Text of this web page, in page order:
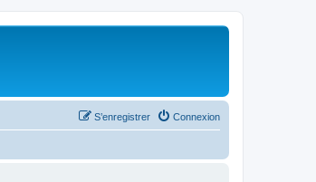
Connexion
S’enregistrer